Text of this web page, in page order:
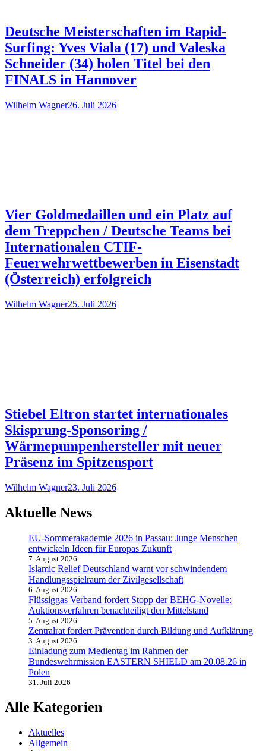
Deutsche Meisterschaften im Rapid-
Surfing: Yves Viala (17) und Valeska
Schneider (34) holen Titel bei den
FINALS in Hannover
Wilhelm Wagner26. Juli 2026
Vier Goldmedaillen und ein Platz auf
dem Treppchen / Deutsche Teams bei
Internationalen CTIF-
Feuerwehrwettbewerben in Eisenstadt
(Österreich) erfolgreich
Wilhelm Wagner25. Juli 2026
Stiebel Eltron startet internationales
Skisprung-Sponsoring /
Wärmepumpenhersteller mit neuer
Präsenz im Spitzensport
Wilhelm Wagner23. Juli 2026
Aktuelle News
EU-Sommerakademie 2026 in Passau: Junge Menschen
entwickeln Ideen für Europas Zukunft
7. August 2026
Islamic Relief Deutschland warnt vor schwindendem
Handlungsspielraum der Zivilgesellschaft
6. August 2026
Flüssiggas Verband fordert Stopp der BEHG-Novelle:
Auktionsverfahren benachteiligt den Mittelstand
5. August 2026
Zentralrat fordert Prävention durch Bildung und Aufklärung
3. August 2026
Einladung zum Medientag im Rahmen der
Bundeswehrmission EASTERN SHIELD am 20.08.26 in
Polen
31. Juli 2026
Alle Kategorien
Aktuelles
Allgemein